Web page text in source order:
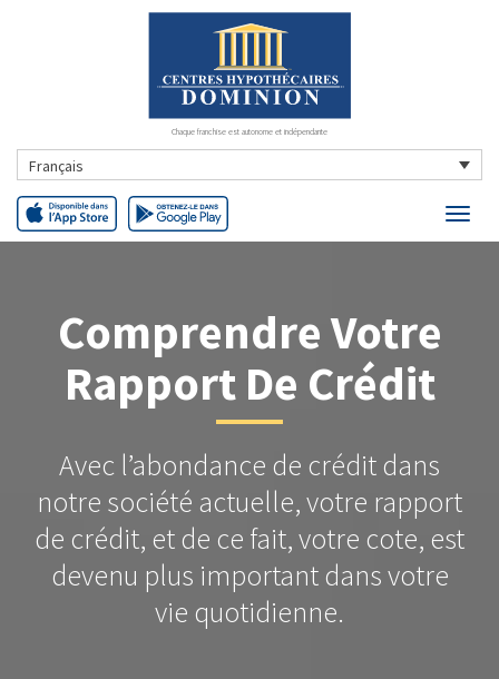
Chaque franchise est autonome et indépendante
Français
Comprendre Votre
Rapport De Crédit
Avec l’abondance de crédit dans
notre société actuelle, votre rapport
de crédit, et de ce fait, votre cote, est
devenu plus important dans votre
vie quotidienne.